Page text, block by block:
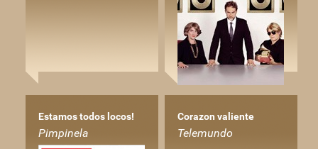
Estamos todos locos!
Pimpinela
Corazon valiente
Telemundo